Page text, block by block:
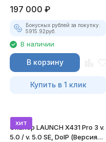
197 000 ₽
Бонусных рублей за покупку:
5915.92руб.
В наличии
В корзину
Купить в 1 клик
хит
Сканер LAUNCH X431 Pro 3 v.
5.0 / v. 5.0 SE, DoIP (Версия